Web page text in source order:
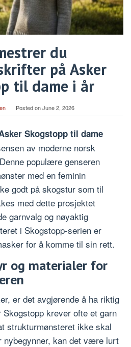
du
på Asker
til dame i år
Posted onJune 2, 2026
Skogstopp til dame
av moderne norsk
populære genseren
med en feminin
godt på skogstur som til
med dette prosjektet
garnvalg og nøyaktig
i Skogstopp-serien er
for å komme til sin rett.
og materialer for
er det avgjørende å ha riktig
krever ofte et garn
strukturmønsteret ikke skal
nybegynner, kan det være lurt